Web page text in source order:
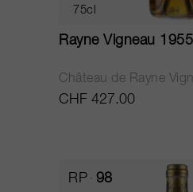
75cl
Rayne Vigneau 1955
Château de Rayne
CHF 427.00
RP 98